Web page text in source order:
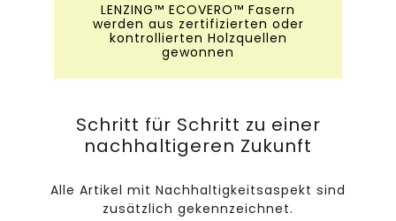
LENZING™ ECOVERO™ Fasern
werden aus zertifizierten oder
kontrollierten Holzquellen
gewonnen
Schritt für Schritt zu einer
nachhaltigeren Zukunft
Alle Artikel mit Nachhaltigkeitsaspekt sind
zusätzlich gekennzeichnet.